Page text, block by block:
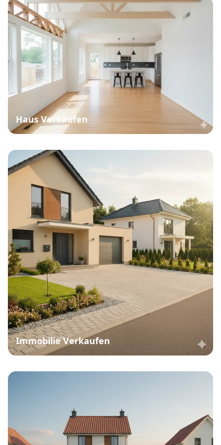
Haus Verkaufen
Immobilie Verkaufen